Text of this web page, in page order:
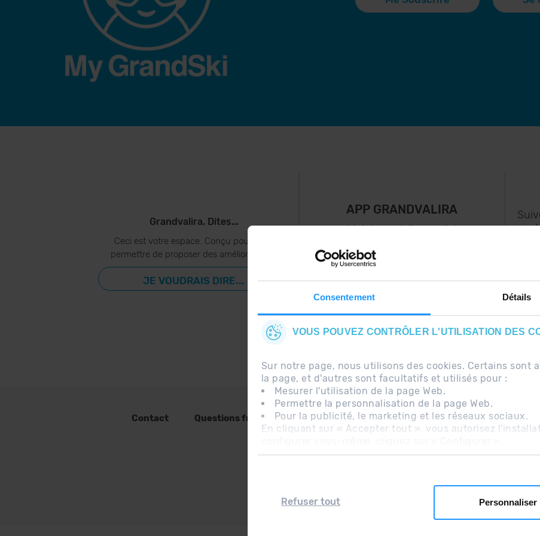
Consentement Détails
VOUS POUVEZ CONTRÔLER L'UTILISATION DES
Sur notre page, nous utilisons des cookies. Certains sont
la page, et d'autres sont facultatifs et utilisés pour :
Mesurer l'utilisation de la page Web.
Permettre la personnalisation de la page Web.
Pour la publicité, le marketing et les réseaux sociaux.
En cliquant sur « Accepter tout », vous autorisez
Refuser tout Personnaliser
Grandvalira. Dites...
Ceci est votre espace. Conçu pour vous
permettre de proposer des améliorations..
JE VOUDRAIS DIRE...
APP GRANDVALIRA
Maintenant, l'essentiel
Contact Questions fréquentes Avis légal Information complémentaire